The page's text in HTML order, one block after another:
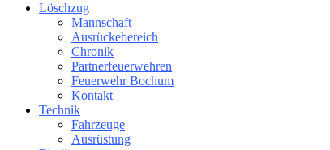
Löschzug
Mannschaft
Ausrückebereich
Chronik
Partnerfeuerwehren
Feuerwehr Bochum
Kontakt
Technik
Fahrzeuge
Ausrüstung